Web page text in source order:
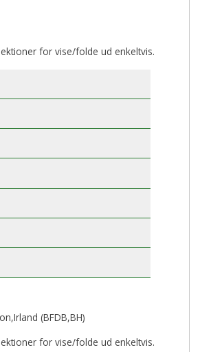
for vise/folde ud enkeltvis.
(BFDB,BH)
for vise/folde ud enkeltvis.